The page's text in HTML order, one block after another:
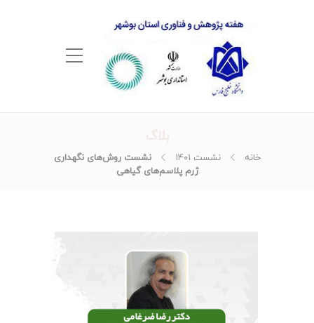
خانه نشست ۱۴۰۱
نشست روش‌های نگهداری
ژرم پلاسم‌های گیاهی